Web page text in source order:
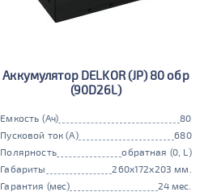
Аккумулятор DELKOR (JP) 80 обр
(90D26L)
Емкость (Ач)
80
Пусковой ток (А)
680
Полярность
обратная (0, L)
Габариты
260x172x203 мм.
Гарантия (мес)
24 мес.